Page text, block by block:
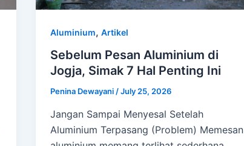
Aluminium, Artikel
Sebelum Pesan Aluminium di
Jogja, Simak 7 Hal Penting Ini
Penina Dewayani/July 25, 2026
Jangan Sampai Menyesal Setelah
Aluminium Terpasang (Problem) Memesan